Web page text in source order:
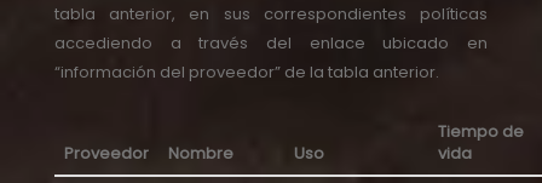
tabla anterior, en sus correspondientes políticas
accediendo a través del enlace ubicado en
“información del proveedor” de la tabla anterior.
Proveedor Nombre Uso
Tiempo de
vida